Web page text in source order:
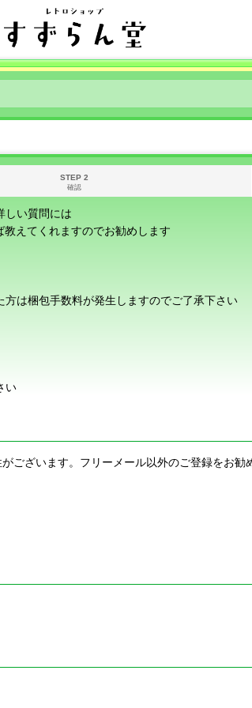
STEP 2
確認
い質問には
えてくれますのでお勧めします
は梱包手数料が発生しますのでご了承下さい
い
ございます。フリーメール以外のご登録をお